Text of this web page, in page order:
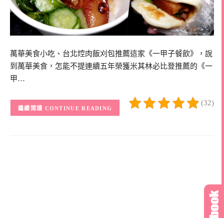
萬華美食小吃、台北焢肉飯刈包推薦這家《一甲子餐飲》，說
到萬華美食，怎能不提連續五年榮獲米其林必比登推薦的《一
甲…
(32)
CONTINUE READING